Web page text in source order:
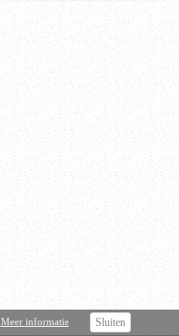
Meer informatie Sluiten